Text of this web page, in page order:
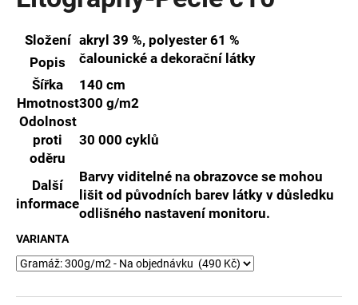
hvězdiček.
Složení akryl 39 %, polyester 61 %
Popis
čalounické a dekorační látky
Šířka
140 cm
Hmotnost300 g/m2
Odolnost
proti
oděru
30 000 cyklů
Další
informace
Barvy viditelné na obrazovce se mohou
lišit od původních barev látky v důsledku
odlišného nastavení monitoru.
VARIANTA
?
HLEDAT
D
o